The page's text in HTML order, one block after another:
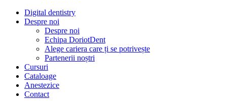
Digital dentistry
Despre noi
Despre noi
Echipa DoriotDent
Alege cariera care ți se potrivește
Partenerii noștri
Cursuri
Cataloage
Anestezice
Contact